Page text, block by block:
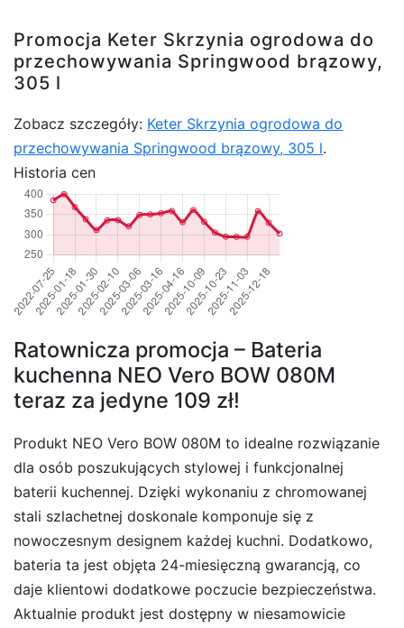
Promocja Keter Skrzynia ogrodowa do
przechowywania Springwood brązowy,
305 l
Zobacz szczegóły: Keter Skrzynia ogrodowa do
przechowywania Springwood brązowy, 305 l.
Historia cen
Ratownicza promocja – Bateria
kuchenna NEO Vero BOW 080M
teraz za jedyne 109 zł!
Produkt NEO Vero BOW 080M to idealne rozwiązanie
dla osób poszukujących stylowej i funkcjonalnej
baterii kuchennej. Dzięki wykonaniu z chromowanej
stali szlachetnej doskonale komponuje się z
nowoczesnym designem każdej kuchni. Dodatkowo,
bateria ta jest objęta 24-miesięczną gwarancją, co
daje klientowi dodatkowe poczucie bezpieczeństwa.
Aktualnie produkt jest dostępny w niesamowicie